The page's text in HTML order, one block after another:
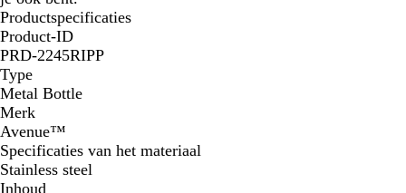
Productspecificaties
Product-ID
PRD-2245RIPP
Type
Metal Bottle
Merk
Avenue™
Specificaties van het materiaal
Stainless steel
Inhoud